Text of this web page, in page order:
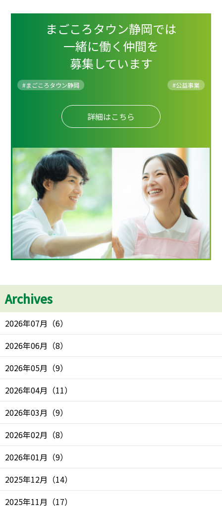
まごころタウン静岡では
一緒に働く仲間を
募集しています
#まごころタウン静岡 #公益事業
詳細はこちら
Archives
2026年07月 （6）
2026年06月 （8）
2026年05月 （9）
2026年04月 （11）
2026年03月 （9）
2026年02月 （8）
2026年01月 （9）
2025年12月 （14）
2025年11月 （17）